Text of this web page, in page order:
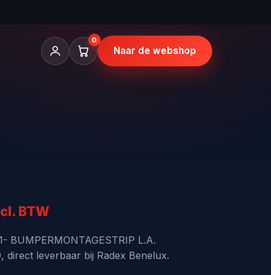
0
Naar de webshop
BTW
BUMPERMONTAGESTRIP L.A.
direct leverbaar bij Radex Benelux.